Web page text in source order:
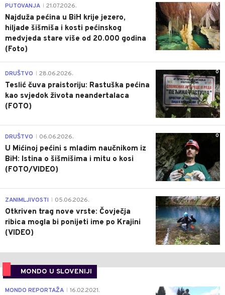
0
PUTOVANJA 21.07.2026.
Najduža pećina u BiH krije jezero,
hiljade šišmiša i kosti pećinskog
medvjeda stare više od 20.000 godina
(Foto)
0
DRUŠTVO 28.06.2026.
Teslić čuva praistoriju: Rastuška pećina
kao svjedok života neandertalaca
(FOTO)
0
DRUŠTVO 06.06.2026.
U Mićinoj pećini s mladim naučnikom iz
BiH: Istina o šišmišima i mitu o kosi
(FOTO/VIDEO)
0
ZANIMLJIVOSTI 05.06.2026.
Otkriven trag nove vrste: Čovječja
ribica mogla bi ponijeti ime po Krajini
(VIDEO)
MONDO U SLOVENIJI
4
MONDO REPORTAŽA 16.02.2021.